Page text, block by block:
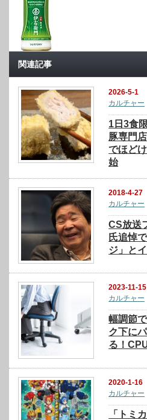
関連記事
2026-5-1
カルチャー
1日3食
豚専門
でほど
始
2018-4-27
カルチャー
CS放送
氏追悼
ジ」と
2023-11-15
カルチャー
幅調節
ク下に
る！
2020-1-16
カルチャー
「トミ